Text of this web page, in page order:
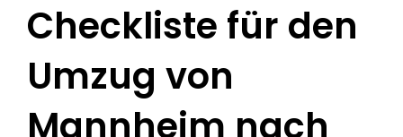
Checkliste für den
Umzug von
Mannheim nach